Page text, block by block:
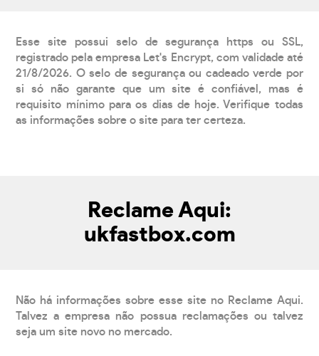
Esse site possui selo de segurança https ou SSL,
registrado pela empresa Let's Encrypt, com validade até
21/8/2026. O selo de segurança ou cadeado verde por
si só não garante que um site é confiável, mas é
requisito mínimo para os dias de hoje. Verifique todas
as informações sobre o site para ter certeza.
Reclame Aqui:
ukfastbox.com
Não há informações sobre esse site no Reclame Aqui.
Talvez a empresa não possua reclamações ou talvez
seja um site novo no mercado.